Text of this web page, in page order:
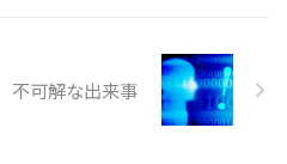
不可解な出来事